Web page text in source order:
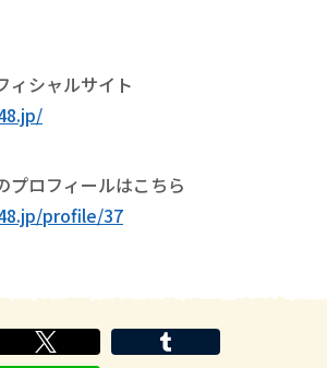
シャルサイト
ロフィールはこちら
profile/37